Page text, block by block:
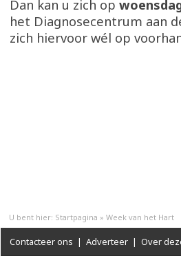
Dan kan u zich op
het Diagnosecentrum aan
zich hiervoor wél op
U bent hier: Startpagina » Week van het Hart
Contacteer ons | Adverteer | Over